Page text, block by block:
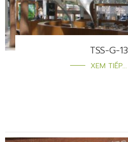
TSS-G-13
XEM TIẾP...